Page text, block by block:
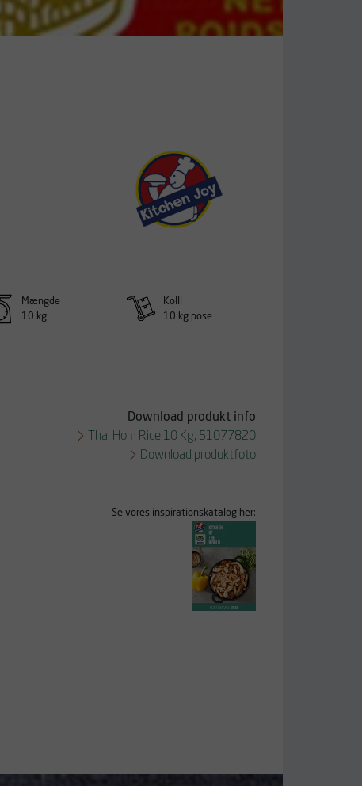
Mængde
10 kg
Kolli
10 kg pose
Download produkt info
Thai Hom Rice 10 Kg, 51077820
Download produktfoto
Se vores inspirationskatalog her: